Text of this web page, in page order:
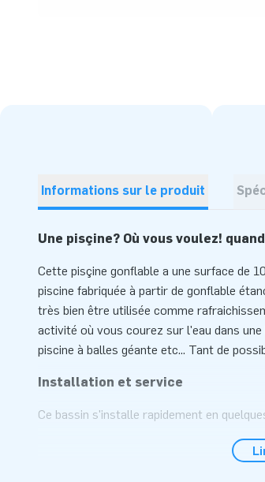
Informations sur le produit
Une pisçine? Où vous voulez!
Cette pisçine gonflable a une surface de
piscine fabriquée à partir de gonflable
très bien être utilisée comme
activité où vous courez sur l'eau dans
piscine à balles géante etc... Tant de
Installation et service
Ce bassin s'installe rapidement en
refermé et la structure reste gonflée